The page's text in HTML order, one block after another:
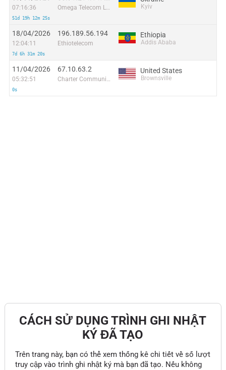
07:16:36
51d 19h 12m 25s
Omega Telecom LLC Kyiv
18/04/2026
12:04:11
7d 6h 31m 20s
196.189.56.194
Ethiotelecom
Ethiopia
Addis Ababa
11/04/2026
05:32:51
0s
67.10.63.2
Charter Communications
United States
Brownsville
CÁCH SỬ DỤNG TRÌNH GHI NHẬT
KÝ ĐÃ TẠO
Trên trang này, bạn có thể xem thống kê chi tiết về số lượt
truy cập vào trình ghi nhật ký mà bạn đã tạo. Nếu không